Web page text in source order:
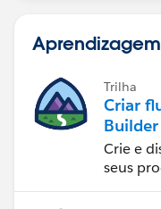
Trilha
Criar
Builder
Crie e
seus